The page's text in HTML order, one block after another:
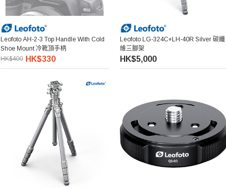
Leofoto AH-2-3 Top Handle With Cold
Shoe Mount 冷靴頂手柄
HK$400 HK$330
Leofoto LG-324C+LH-40R Silver 碳纖
維三腳架
HK$5,000